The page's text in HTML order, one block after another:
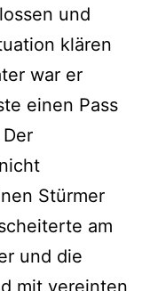
und
klären
war er
einen Pass
Stürmer
am
und die
mit vereinten